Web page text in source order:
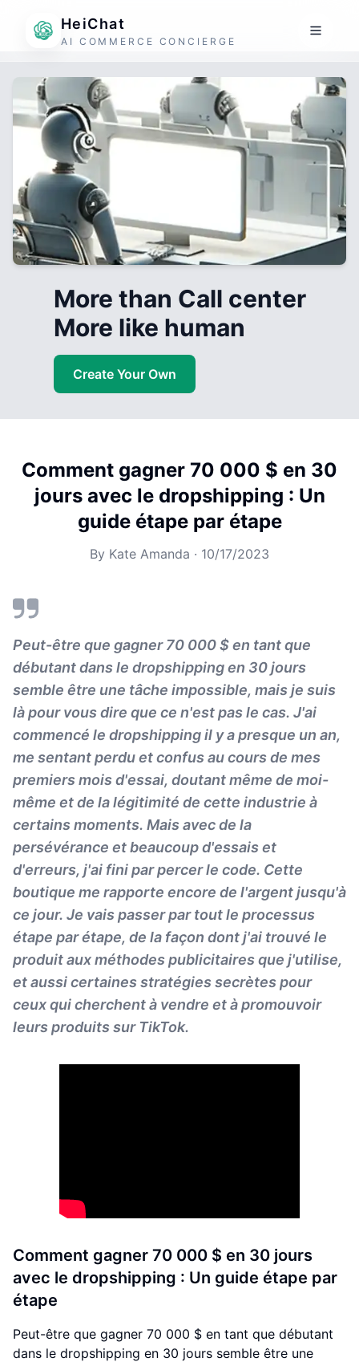
HeiChat
AI COMMERCE CONCIERGE
More than Call center
More like human
Create Your Own
Comment gagner 70 000 $ en 30
jours avec le dropshipping : Un
guide étape par étape
By Kate Amanda · 10/17/2023
Peut-être que gagner 70 000 $ en tant que
débutant dans le dropshipping en 30 jours
semble être une tâche impossible, mais je suis
là pour vous dire que ce n'est pas le cas. J'ai
commencé le dropshipping il y a presque un an,
me sentant perdu et confus au cours de mes
premiers mois d'essai, doutant même de moi-
même et de la légitimité de cette industrie à
certains moments. Mais avec de la
persévérance et beaucoup d'essais et
d'erreurs, j'ai fini par percer le code. Cette
boutique me rapporte encore de l'argent jusqu'à
ce jour. Je vais passer par tout le processus
étape par étape, de la façon dont j'ai trouvé le
produit aux méthodes publicitaires que j'utilise,
et aussi certaines stratégies secrètes pour
ceux qui cherchent à vendre et à promouvoir
leurs produits sur TikTok.
Comment gagner 70 000 $ en 30 jours
avec le dropshipping : Un guide étape par
étape
Peut-être que gagner 70 000 $ en tant que débutant
dans le dropshipping en 30 jours semble être une